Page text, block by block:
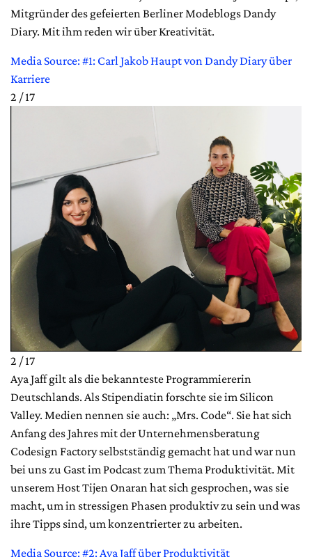
Mitgründer des gefeierten Berliner Modeblogs Dandy
Diary. Mit ihm reden wir über Kreativität.
Media Source: #1: Carl Jakob Haupt von Dandy Diary über
Karriere
2 / 17
2 / 17
Aya Jaff gilt als die bekannteste Programmiererin
Deutschlands. Als Stipendiatin forschte sie im Silicon
Valley. Medien nennen sie auch: „Mrs. Code“. Sie hat sich
Anfang des Jahres mit der Unternehmensberatung
Codesign Factory selbstständig gemacht hat und war nun
bei uns zu Gast im Podcast zum Thema Produktivität. Mit
unserem Host Tijen Onaran hat sich gesprochen, was sie
macht, um in stressigen Phasen produktiv zu sein und was
ihre Tipps sind, um konzentrierter zu arbeiten.
Media Source: #2: Aya Jaff über Produktivität